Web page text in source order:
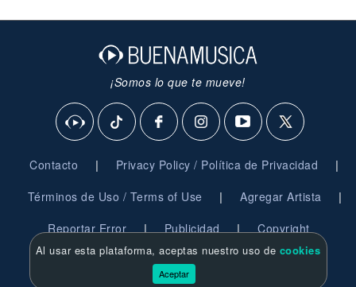
¡Somos lo que te mueve!
Contacto | Privacy Policy / Política de Privacidad |
Términos de Uso / Terms of Use | Agregar Artista |
Reportar Error | Publicidad | Copyright
© 2026 BuenaMusica.com - Derechos Reservados
Al usar esta plataforma, aceptas nuestro uso de cookies
Aceptar